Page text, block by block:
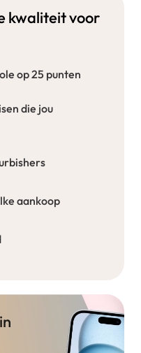
kwaliteit voor
op 25 punten
die jou
aankoop